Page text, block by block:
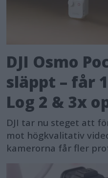
DJI Osmo
släppt – får
Log 2 & 3x
DJI tar nu steget att
mot högkvalitativ
kamerorna får fler